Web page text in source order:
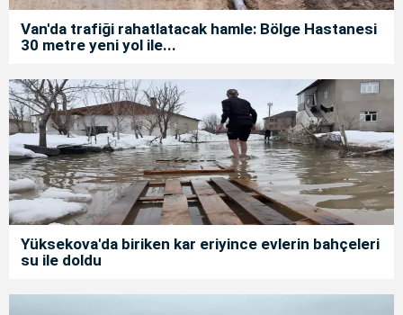
Van'da trafiği rahatlatacak hamle: Bölge Hastanesi
30 metre yeni yol ile...
Yüksekova'da biriken kar eriyince evlerin bahçeleri
su ile doldu